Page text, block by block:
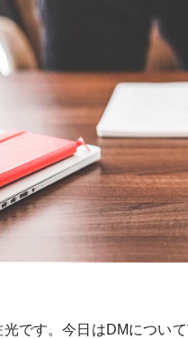
光です。今日はDMについ